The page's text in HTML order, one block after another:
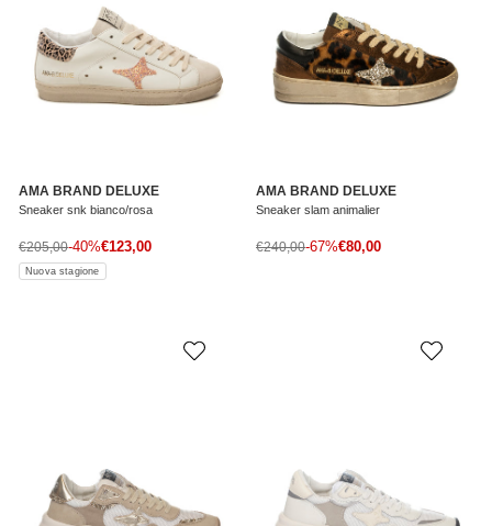
AMA BRAND DELUXE
Sneaker snk bianco/rosa
Prezzo di vendita
€123,00
Prezzo normale
€205,00-40%
Nuova stagione
AMA BRAND DELUXE
Sneaker slam animalier
Prezzo di vendita
€80,00
Prezzo normale
€240,00-67%